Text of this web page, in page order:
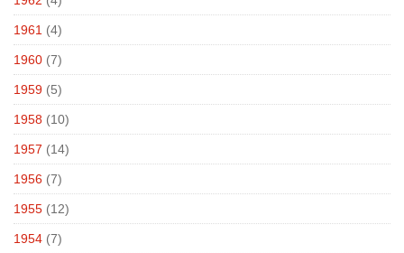
1961 (4)
1960 (7)
1959 (5)
1958 (10)
1957 (14)
1956 (7)
1955 (12)
1954 (7)